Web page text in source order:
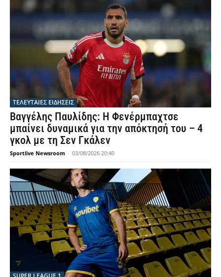
ΤΕΛΕΥΤΑΙΕΣ ΕΙΔΗΣΕΙΣ
Βαγγέλης Παυλίδης: Η Φενέρμπαχτσε
μπαίνει δυναμικά για την απόκτησή του – 4
γκολ με τη Σεν Γκάλεν
Sportlive Newsroom - 03/08/2026 20:40